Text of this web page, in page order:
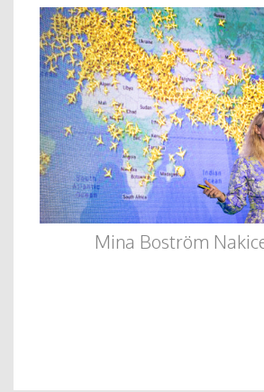
Mina Boström